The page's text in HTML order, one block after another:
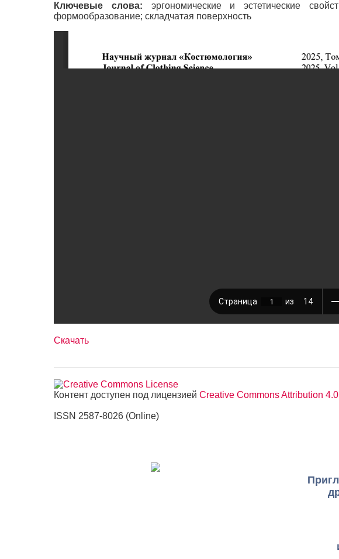
Ключевые слова: эргономические и эстетические
формообразование; складчатая поверхность
Скачать
Контент доступен под лицензией Creative Commons Attribution
ISSN 2587-8026 (Online)